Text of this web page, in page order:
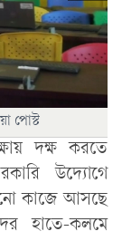
পোস্ট
দক্ষ করতে
উদ্যোগে
কাজে আসছে
হাতে-কলমে